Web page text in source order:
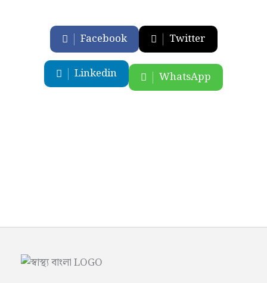
Facebook Twitter
Linkedin WhatsApp